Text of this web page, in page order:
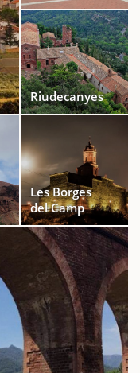
Riudecanyes
Les Borges
del Camp